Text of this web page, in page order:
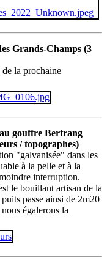
Grands-Champs (3
la prochaine
gouffre Bertrang
/ topographes)
"galvanisée" dans les
à la pelle et à la
interruption.
le bouillant artisan de la
passe ainsi de 2m20
égalerons la